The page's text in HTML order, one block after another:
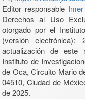
Editor responsable
Derechos al Uso
otorgado por el
(versión electrónica):
actualización de este
Instituto de
de Oca, Circuito Mario
04510, Ciudad de
de 2025.